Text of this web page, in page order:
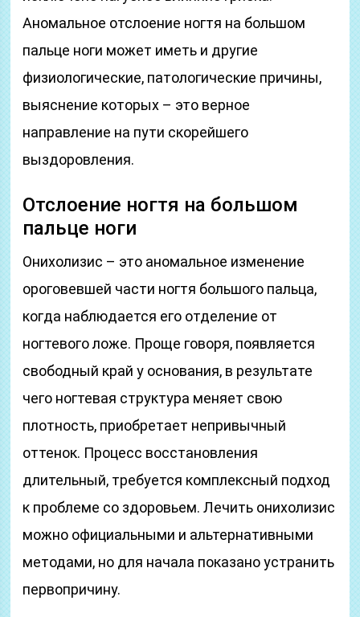
Аномальное отслоение ногтя на большом
пальце ноги может иметь и другие
физиологические, патологические причины,
выяснение которых – это верное
направление на пути скорейшего
выздоровления.
Отслоение ногтя на большом
пальце ноги
Онихолизис – это аномальное изменение
ороговевшей части ногтя большого пальца,
когда наблюдается его отделение от
ногтевого ложе. Проще говоря, появляется
свободный край у основания, в результате
чего ногтевая структура меняет свою
плотность, приобретает непривычный
оттенок. Процесс восстановления
длительный, требуется комплексный подход
к проблеме со здоровьем. Лечить онихолизис
можно официальными и альтернативными
методами, но для начала показано устранить
первопричину.